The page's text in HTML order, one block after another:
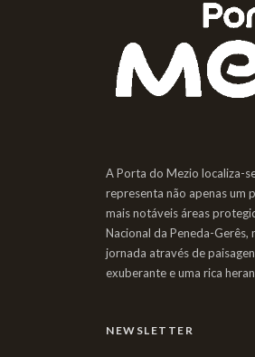
A Porta do Mezio localiza-
representa não apenas um
mais notáveis áreas
Nacional da Peneda-Gerês,
jornada através de
exuberante e uma rica
NEWSLETTER